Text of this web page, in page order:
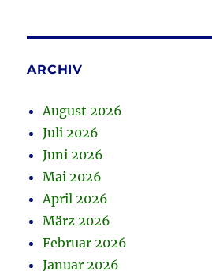
ARCHIV
August 2026
Juli 2026
Juni 2026
Mai 2026
April 2026
März 2026
Februar 2026
Januar 2026